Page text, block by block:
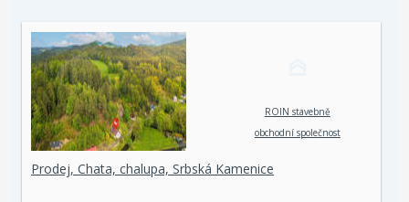
ROIN stavebně
obchodní společnost
Prodej, Chata, chalupa, Srbská Kamenice